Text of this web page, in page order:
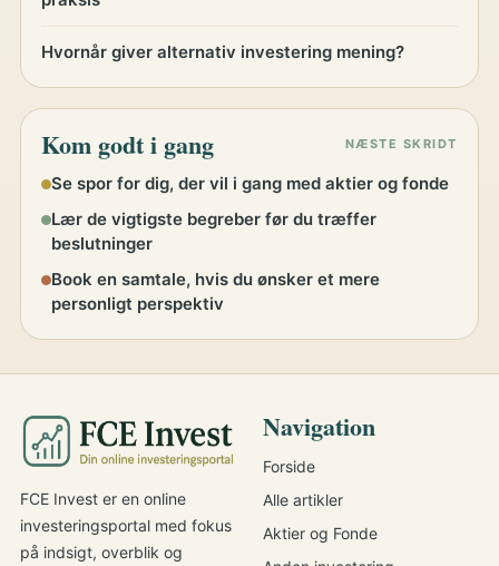
Hvornår giver alternativ investering mening?
Kom godt i gang NÆSTE SKRIDT
Se spor for dig, der vil i gang med aktier og fonde
Lær de vigtigste begreber før du træffer
beslutninger
Book en samtale, hvis du ønsker et mere
personligt perspektiv
FCE Invest er en online
investeringsportal med fokus
på indsigt, overblik og
Navigation
Forside
Alle artikler
Aktier og Fonde